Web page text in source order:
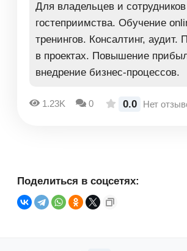
Для владельцев и
гостеприимства. Обучение
тренингов. Консалтинг, аудит.
в проектах. Повышение
внедрение бизнес-процессов.
1.23K 0 0.0 Нет
Поделиться в соцсетях: